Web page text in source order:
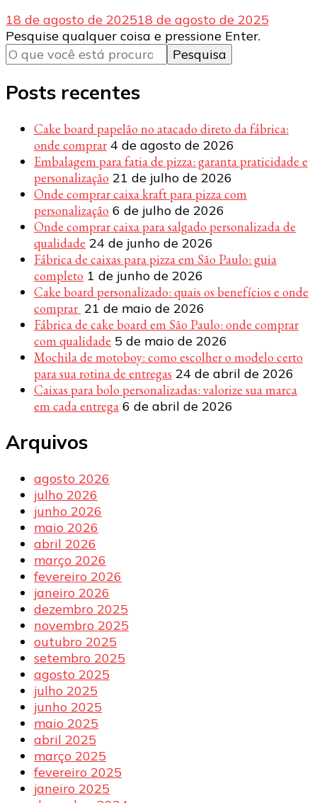
18 de agosto de 202518 de agosto de 2025
Procurando
algo?
Pesquise qualquer coisa e pressione Enter.
Posts recentes
Cake board papelão no atacado direto da fábrica:
onde comprar 4 de agosto de 2026
Embalagem para fatia de pizza: garanta praticidade e
personalização 21 de julho de 2026
Onde comprar caixa kraft para pizza com
personalização 6 de julho de 2026
Onde comprar caixa para salgado personalizada de
qualidade 24 de junho de 2026
Fábrica de caixas para pizza em São Paulo: guia
completo 1 de junho de 2026
Cake board personalizado: quais os benefícios e onde
comprar 21 de maio de 2026
Fábrica de cake board em São Paulo: onde comprar
com qualidade 5 de maio de 2026
Mochila de motoboy: como escolher o modelo certo
para sua rotina de entregas 24 de abril de 2026
Caixas para bolo personalizadas: valorize sua marca
em cada entrega 6 de abril de 2026
Arquivos
agosto 2026
julho 2026
junho 2026
maio 2026
abril 2026
março 2026
fevereiro 2026
janeiro 2026
dezembro 2025
novembro 2025
outubro 2025
setembro 2025
agosto 2025
julho 2025
junho 2025
maio 2025
abril 2025
março 2025
fevereiro 2025
janeiro 2025